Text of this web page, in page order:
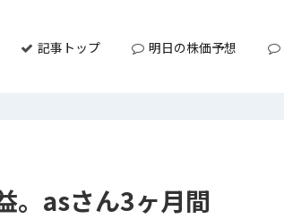
記事トップ 明日の株価予想
。asさん3ヶ月間